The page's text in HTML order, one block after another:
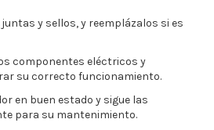
y sellos, y reemplázalos si es
componentes eléctricos y
su correcto funcionamiento.
en buen estado y sigue las
para su mantenimiento.